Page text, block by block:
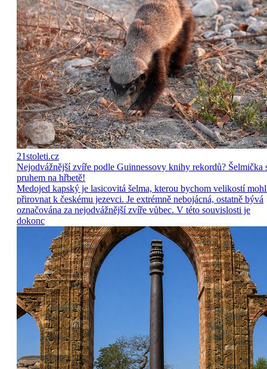
21stoleti.cz
Nejodvážnější zvíře podle Guinnessovy knihy rekordů? Šelmička
pruhem na hřbetě!
Medojed kapský je lasicovitá šelma, kterou bychom velikostí
přirovnat k českému jezevci. Je extrémně nebojácná, ostatně bývá
označována za nejodvážnější zvíře vůbec. V této souvislosti je
dokonc